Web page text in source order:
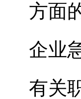
方面
企业
有关